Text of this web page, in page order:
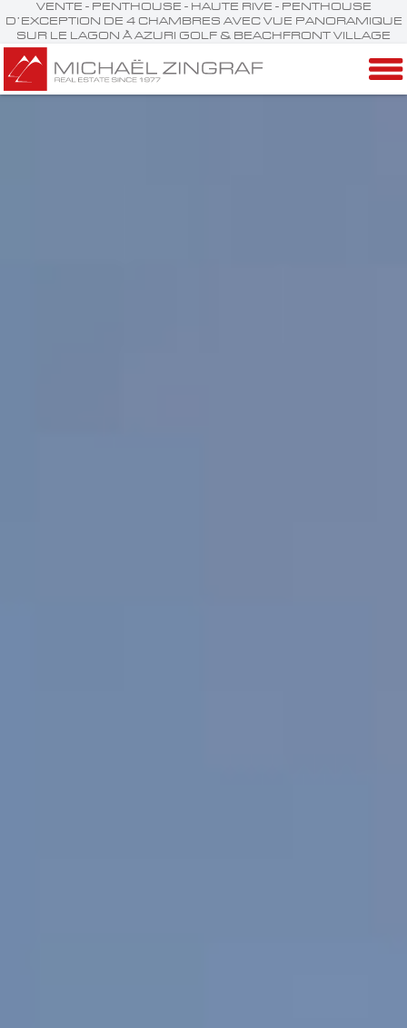
VENTE - PENTHOUSE - HAUTE RIVE - PENTHOUSE
D’EXCEPTION DE 4 CHAMBRES AVEC VUE PANORAMIQUE
SUR LE LAGON À AZURI GOLF & BEACHFRONT VILLAGE